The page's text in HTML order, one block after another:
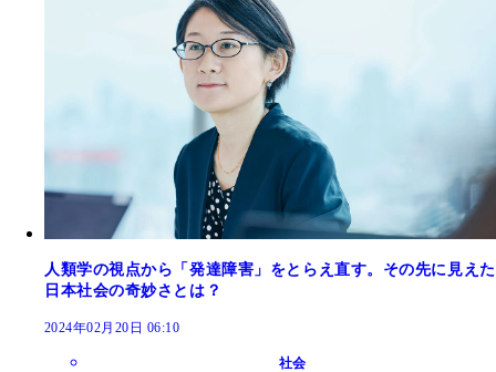
人類学の視点から「発達障害」をとらえ直す。その先に見えた
日本社会の奇妙さとは？
2024年02月20日 06:10
社会